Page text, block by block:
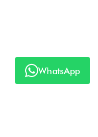
WhatsApp